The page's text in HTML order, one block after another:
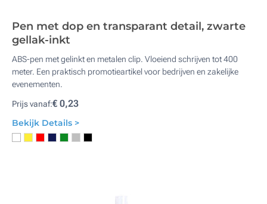
Pen met dop en transparant detail, zwarte
gellak-inkt
ABS-pen met gelinkt en metalen clip. Vloeiend schrijven tot 400
meter. Een praktisch promotieartikel voor bedrijven en zakelijke
evenementen.
Prijs vanaf:€ 0,23
Bekijk Details >